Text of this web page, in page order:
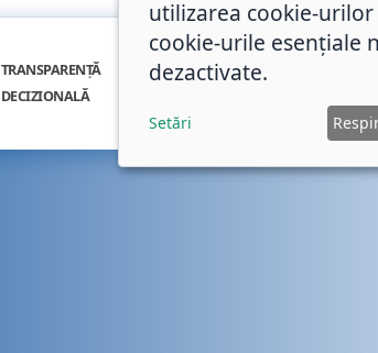
TRANSPARENȚĂ
DECIZIONALĂ
INTEGRITATE
utilizarea cookie-
cookie-urile esențiale
dezactivate.
Setări